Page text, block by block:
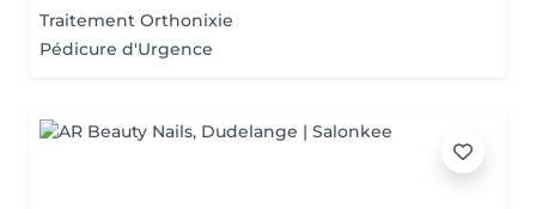
Traitement Orthonixie
Pédicure d'Urgence